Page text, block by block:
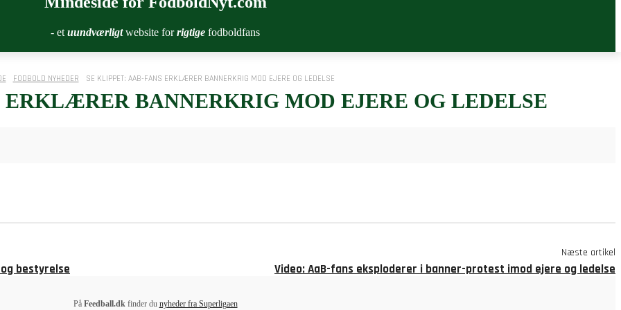
- et uundværligtwebsite forrigtige fodboldfans
FODBOLD NYHEDER SE KLIPPET: AAB-FANS ERKLÆRER BANNERKRIG MOD EJERE OG LEDELSE
ERKLÆRER BANNERKRIG MOD EJERE OG LEDELSE
og bestyrelse
Næste artikel
Video: AaB-fans eksploderer i banner-protest imod ejere og ledelse
På Feedball.dkfinder du nyheder fra Superligaen